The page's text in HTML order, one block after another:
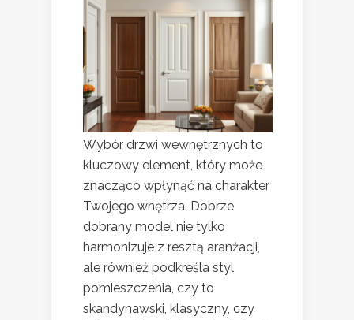
Wybór drzwi wewnętrznych to
kluczowy element, który może
znacząco wpłynąć na charakter
Twojego wnętrza. Dobrze
dobrany model nie tylko
harmonizuje z resztą aranżacji,
ale również podkreśla styl
pomieszczenia, czy to
skandynawski, klasyczny, czy